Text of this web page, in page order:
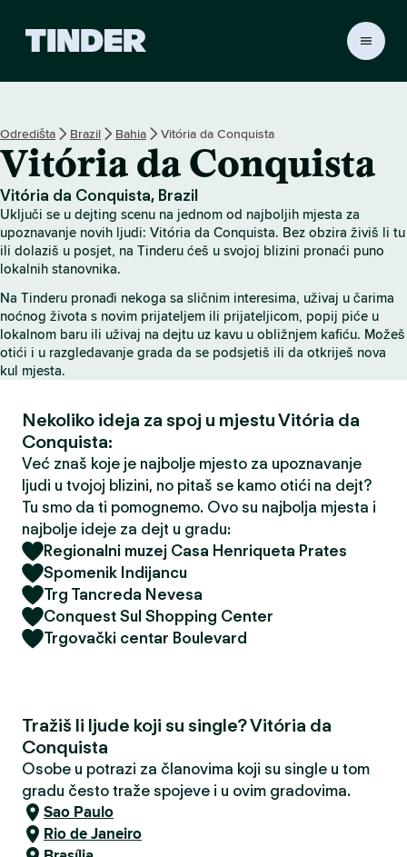
r
n
a
l
o
v
c
a
Odredišta Brazil Bahia Vitória da Conquista
Vitória da Conquista
Vitória da Conquista, Brazil
Uključi se u dejting scenu na jednom od najboljih mjesta za
upoznavanje novih ljudi: Vitória da Conquista. Bez obzira živiš li tu
ili dolaziš u posjet, na Tinderu ćeš u svojoj blizini pronaći puno
lokalnih stanovnika.
Na Tinderu pronađi nekoga sa sličnim interesima, uživaj u čarima
noćnog života s novim prijateljem ili prijateljicom, popij piće u
lokalnom baru ili uživaj na dejtu uz kavu u obližnjem kafiću. Možeš
otići i u razgledavanje grada da se podsjetiš ili da otkriješ nova
kul mjesta.
Nekoliko ideja za spoj u mjestu Vitória da
Conquista:
Već znaš koje je najbolje mjesto za upoznavanje
ljudi u tvojoj blizini, no pitaš se kamo otići na dejt?
Tu smo da ti pomognemo. Ovo su najbolja mjesta i
najbolje ideje za dejt u gradu:
Regionalni muzej Casa Henriqueta Prates
Spomenik Indijancu
Trg Tancreda Nevesa
Conquest Sul Shopping Center
Trgovački centar Boulevard
Tražiš li ljude koji su single? Vitória da
Conquista
Osobe u potrazi za članovima koji su single u tom
gradu često traže spojeve i u ovim gradovima.
Sao Paulo
Rio de Janeiro